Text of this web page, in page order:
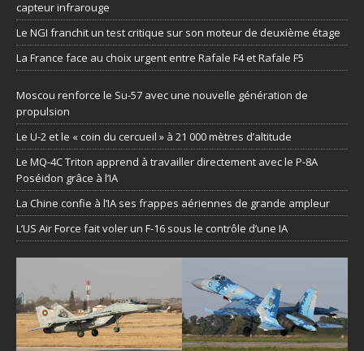
capteur infrarouge
Le NGI franchit un test critique sur son moteur de deuxième étage
La France face au choix urgent entre Rafale F4 et Rafale F5
Moscou renforce le Su-57 avec une nouvelle génération de
propulsion
Le U-2 et le « coin du cercueil » à 21 000 mètres d’altitude
Le MQ-4C Triton apprend à travailler directement avec le P-8A
Poséidon grâce à l’IA
La Chine confie à l’IA ses frappes aériennes de grande ampleur
L’US Air Force fait voler un F-16 sous le contrôle d’une IA